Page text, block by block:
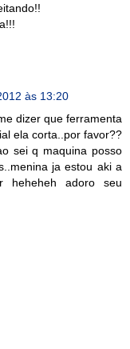
às 13:20
dizer que ferramenta
ela corta..por favor??
sei q maquina posso
ja estou aki a
heheheh adoro seu